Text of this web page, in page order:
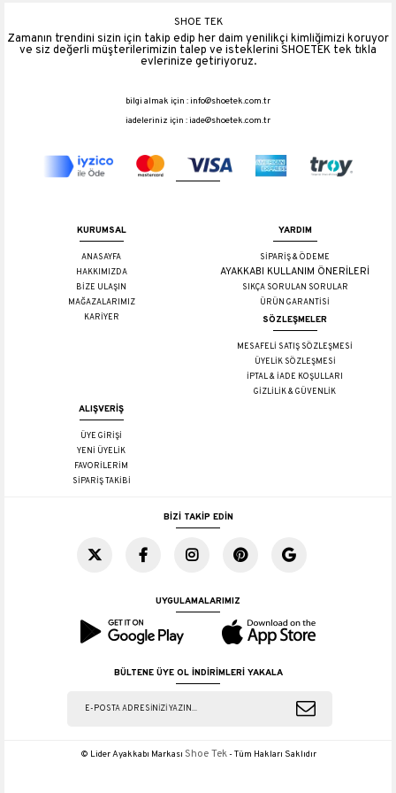
SHOE TEK
Zamanın trendini sizin için takip edip her daim yenilikçi kimliğimizi koruyor
ve siz değerli müşterilerimizin talep ve isteklerini SHOETEK tek tıkla
evlerinize getiriyoruz.
bilgi almak için :info@shoetek.com.tr
iadeleriniz için :iade@shoetek.com.tr
KURUMSAL
ANASAYFA
HAKKIMIZDA
BİZE ULAŞIN
MAĞAZALARIMIZ
KARİYER
YARDIM
SİPARİŞ & ÖDEME
AYAKKABI KULLANIM ÖNERİLERİ
SIKÇA SORULAN SORULAR
ÜRÜN GARANTİSİ
SÖZLEŞMELER
MESAFELİ SATIŞ SÖZLEŞMESİ
ÜYELİK SÖZLEŞMESİ
İPTAL & İADE KOŞULLARI
GİZLİLİK & GÜVENLİK
ALIŞVERİŞ
ÜYE GİRİŞİ
YENİ ÜYELİK
FAVORİLERİM
SİPARİŞ TAKİBİ
BİZİ TAKİP EDİN
UYGULAMALARIMIZ
BÜLTENE ÜYE OL İNDİRİMLERİ YAKALA
© Lider Ayakkabı Markası Shoe Tek- Tüm Hakları Saklıdır